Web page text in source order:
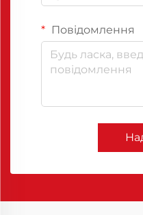
Повідомлення